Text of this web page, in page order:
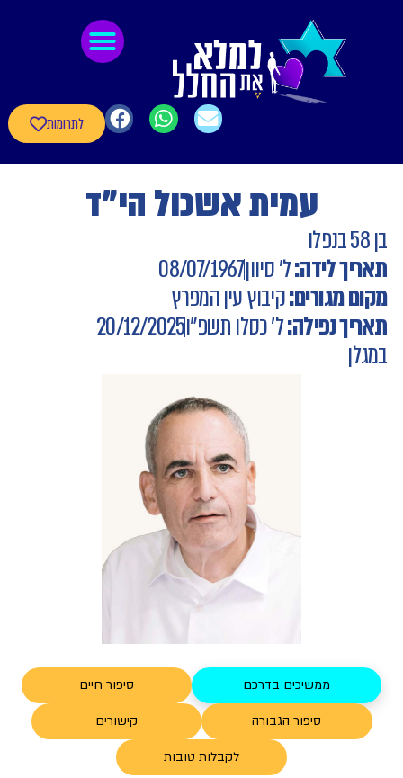
לתרומות
עמית אשכול הי"ד
בן 58 בנפלו
תאריך לידה:ל' סיוון08/07/1967
מקום מגורים:קיבוץ עין המפרץ
תאריך נפילה:ל' כסלו תשפ"ו20/12/2025
במגלן
ממשיכים בדרכם סיפור חיים
סיפור הגבורה קישורים
לקבלות טובות